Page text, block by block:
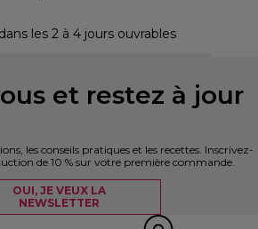
les 2 à 4 jours ouvrables
et restez à jour
les conseils pratiques et les recettes. Inscrivez-
de 10 % sur votre première commande.
OUI, JE VEUX LA
NEWSLETTER